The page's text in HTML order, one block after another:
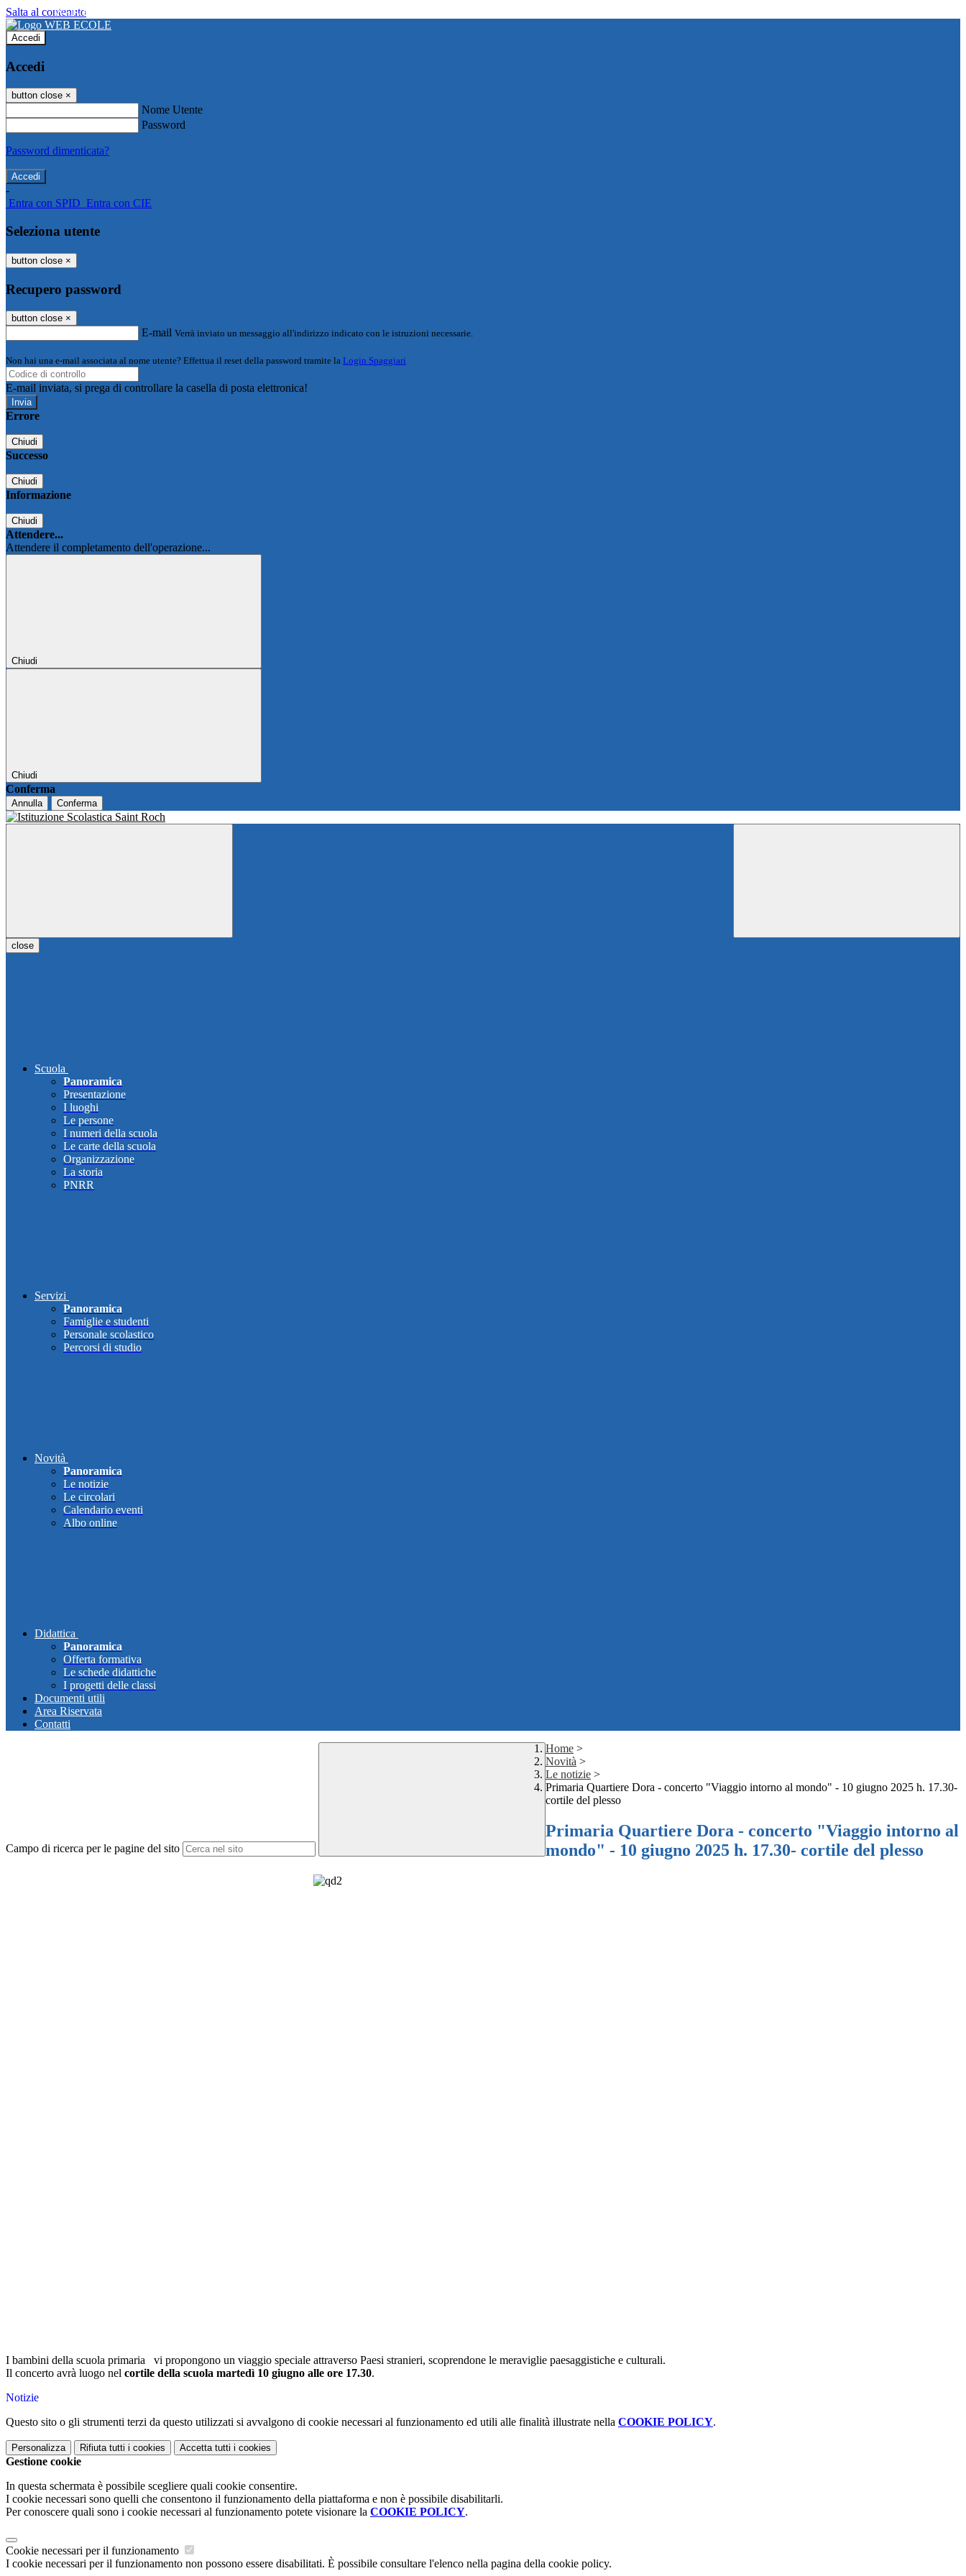
Salta al contenuto
WEB ECOLE
Accedi
Accedi
button close ×
Nome Utente
Password
Password dimenticata?
-
Entra con SPID Entra con CIE
Seleziona utente
button close ×
Recupero password
button close ×
E-mail Verrà inviato un messaggio all'indirizzo indicato con le istruzioni necessarie.
Non hai una e-mail associata al nome utente? Effettua il reset della password tramite la Login Spaggiari
E-mail inviata, si prega di controllare la casella di posta elettronica!
Errore
Chiudi
Successo
Chiudi
Informazione
Chiudi
Attendere...
Attendere il completamento dell'operazione...
Chiudi
Chiudi
Conferma
Annulla Conferma
close
Scuola
Panoramica
Presentazione
I luoghi
Le persone
I numeri della scuola
Le carte della scuola
Organizzazione
La storia
PNRR
Servizi
Panoramica
Famiglie e studenti
Personale scolastico
Percorsi di studio
Novità
Panoramica
Le notizie
Le circolari
Calendario eventi
Albo online
Didattica
Panoramica
Offerta formativa
Le schede didattiche
I progetti delle classi
Documenti utili
Area Riservata
Contatti
Campo di ricerca per le pagine del sito
Home >
Novità >
Le notizie >
Primaria Quartiere Dora - concerto "Viaggio intorno al mondo" - 10 giugno 2025 h. 17.30-
cortile del plesso
Primaria Quartiere Dora - concerto "Viaggio intorno al
mondo" - 10 giugno 2025 h. 17.30- cortile del plesso
I bambini della scuola primaria
vi propongono un viaggio speciale attraverso Paesi stranieri, scoprendone le meraviglie paesaggistiche e culturali.
Il concerto avrà luogo nel cortile della scuola martedì 10 giugno alle ore 17.30.
Notizie
Questo sito o gli strumenti terzi da questo utilizzati si avvalgono di cookie necessari al funzionamento ed utili alle finalità illustrate nella COOKIE POLICY.
Personalizza Rifiuta tutti i cookies Accetta tutti i cookies
Gestione cookie
In questa schermata è possibile scegliere quali cookie consentire.
I cookie necessari sono quelli che consentono il funzionamento della piattaforma e non è possibile disabilitarli.
Per conoscere quali sono i cookie necessari al funzionamento potete visionare la COOKIE POLICY.
Cookie necessari per il funzionamento
I cookie necessari per il funzionamento non possono essere disabilitati. È possibile consultare l'elenco nella pagina della cookie policy.